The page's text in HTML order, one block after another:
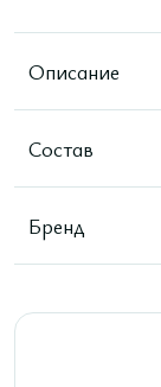
Описание
Состав
Бренд